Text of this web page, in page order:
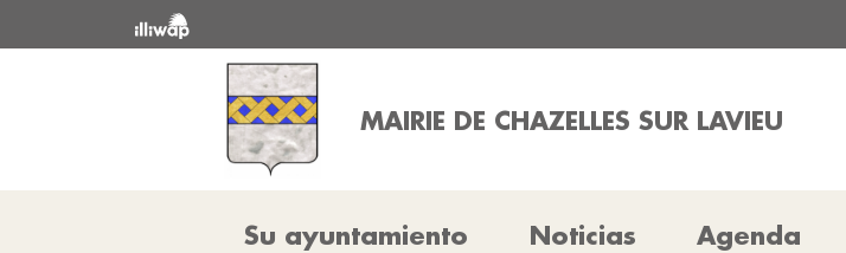
MAIRIE DE CHAZELLES SUR LAVIEU
Su ayuntamiento Noticias Agenda